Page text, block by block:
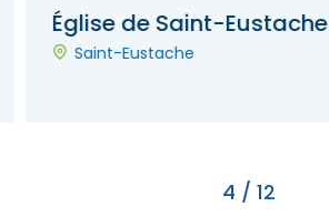
Église de Saint-Eustache
Saint-Eustache
4 / 12